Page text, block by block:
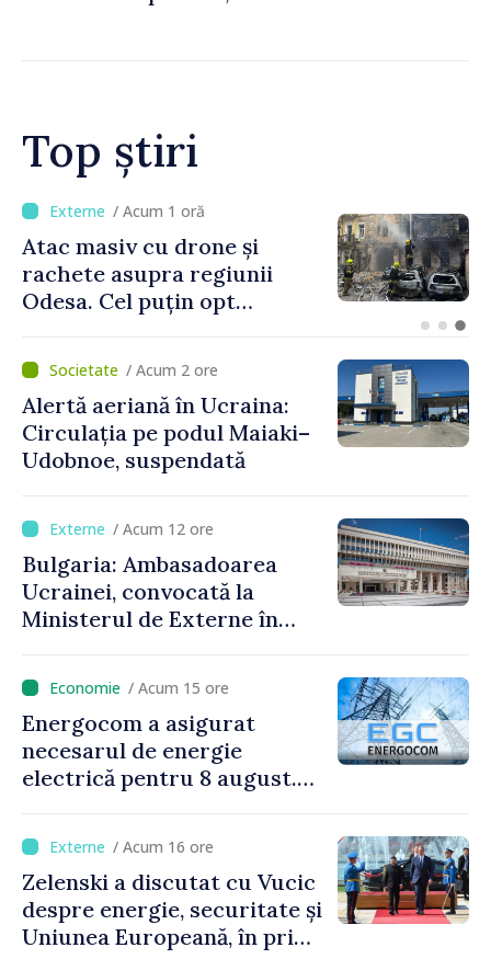
Top știri
/ Acum 1 oră
Orașele din Republica
Moldova se pot înscrie în
cursa pentru titlul de
Culturii 2033”
/ Acum 2 ore
Alertă aeriană în Ucraina:
Circulația pe podul Maiaki–
Udobnoe, suspendată
/ Acum 12 ore
Bulgaria: Ambasadoarea
Ucrainei, convocată la
Ministerul de Externe în
/ Acum 15 ore
Energocom a asigurat
necesarul de energie
electrică pentru 8 august.
cetățenii să reducă
consumul în orele de vârf
/ Acum 16 ore
Zelenski a discutat cu Vucic
despre energie, securitate și
Uniunea Europeană, în prima